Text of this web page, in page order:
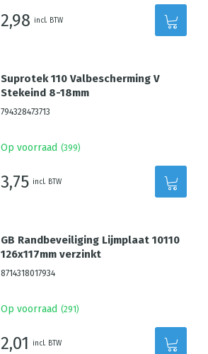
2,98 incl. BTW
Suprotek 110 Valbescherming V
Stekeind 8-18mm
794328473713
Op voorraad (399)
3,75 incl. BTW
GB Randbeveiliging Lijmplaat 10110
126x117mm verzinkt
8714318017934
Op voorraad (291 )
2,01 incl. BTW